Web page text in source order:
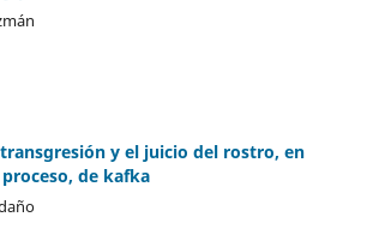
y el juicio del rostro, en
de kafka